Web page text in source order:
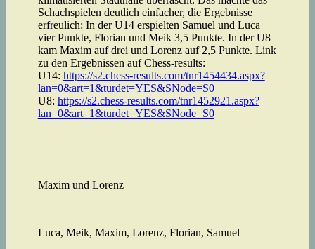
Schachspielen deutlich einfacher, die Ergebnisse
erfreulich: In der U14 erspielten Samuel und Luca
vier Punkte, Florian und Meik 3,5 Punkte. In der U8
kam Maxim auf drei und Lorenz auf 2,5 Punkte. Link
zu den Ergebnissen auf Chess-results:
U14: https://s2.chess-results.com/tnr1454434.aspx?
lan=0&art=1&turdet=YES&SNode=S0
U8: https://s2.chess-results.com/tnr1452921.aspx?
lan=0&art=1&turdet=YES&SNode=S0
Maxim und Lorenz
Luca, Meik, Maxim, Lorenz, Florian, Samuel